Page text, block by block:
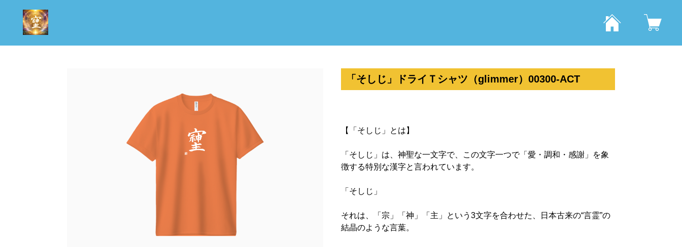
「そしじ」ドライＴシャツ（glimmer）00300-ACT
【「そしじ」とは】
「そしじ」は、神聖な一文字で、この文字一つで「愛・調和・感謝」を象
徴する特別な漢字と言われています。
「そしじ」
それは、「宗」「神」「主」という3文字を合わせた、日本古来の“言霊”の
結晶のような言葉。